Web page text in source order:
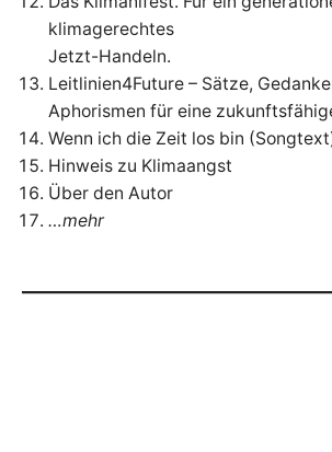
klimagerechtes
Jetzt-Handeln.
Leitlinien4Future – Sätze,
Aphorismen für eine
Wenn ich die Zeit los bin
Hinweis zu Klimaangst
Über den Autor
…mehr